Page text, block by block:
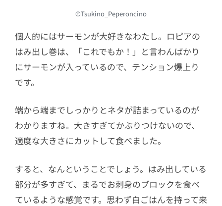
©Tsukino_Peperoncino
個人的にはサーモンが大好きなわたし。ロピアの
はみ出し巻は、「これでもか！」と言わんばかり
にサーモンが入っているので、テンション爆上り
です。
端から端までしっかりとネタが詰まっているのが
わかりますね。大きすぎてかぶりつけないので、
適度な大きさにカットして食べました。
すると、なんということでしょう。はみ出している
部分が多すぎて、まるでお刺身のブロックを食べ
ているような感覚です。思わず白ごはんを持って来